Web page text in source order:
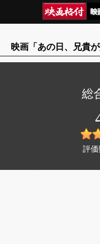
映画「あの日、兄貴
評価